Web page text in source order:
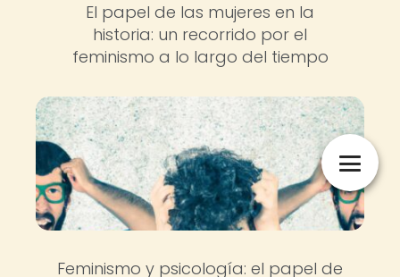
El papel de las mujeres en la
historia: un recorrido por el
feminismo a lo largo del tiempo
Feminismo y psicología: el papel de